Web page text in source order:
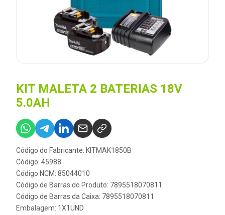
KIT MALETA 2 BATERIAS 18V
5.0AH
Código do Fabricante: KITMAK1850B
Código: 45988
Código NCM: 85044010
Código de Barras do Produto: 7895518070811
Código de Barras da Caixa: 7895518070811
Embalagem: 1X1UND